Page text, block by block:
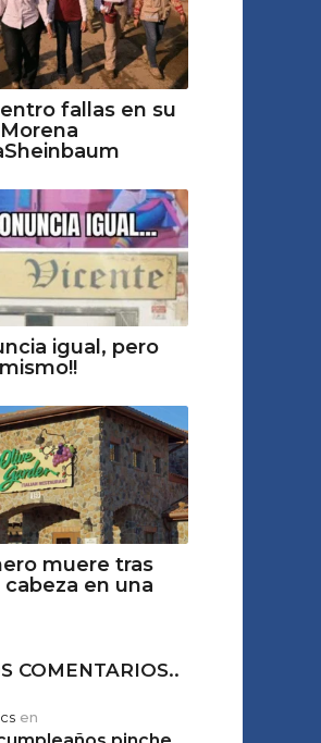
fallas en su
igual, pero
muere tras
en una
COMENTARIOS..
en